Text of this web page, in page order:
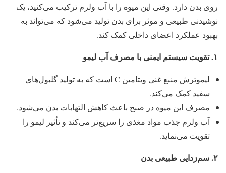
روی بدن دارد. وقتی این میوه را با آب ولرم ترکیب می‌کنید، یک
نوشیدنی طبیعی و موثر برای بدن تولید می‌شود که می‌تواند به
بهبود عملکرد اعضای داخلی کمک کند.
۱.تقویت سیستم ایمنی با مصرف آب لیمو
لیموترش منبع غنی ویتامین C است که به تولید گلبول‌های
سفید کمک می‌کند.
مصرف این میوه در صبح باعث کاهش التهابات بدن می‌شود.
آب ولرم جذب مواد مغذی را سریع‌تر می‌کند و تأثیر لیمو را
تقویت می‌نماید.
۲.سم‌زدایی طبیعی بدن